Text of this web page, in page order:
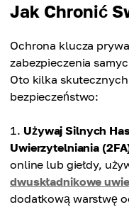
Jak Chronić
Ochrona klucza
zabezpieczenia
Oto kilka
bezpieczeństwo:
Używaj Silnych
Uwierzytelniania
online lub giełdy,
dwuskładnikowe
dodatkową warstwę